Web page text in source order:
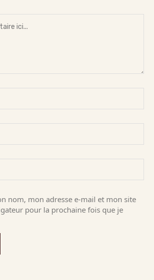
nom, mon adresse e-mail et mon site
pour la prochaine fois que je